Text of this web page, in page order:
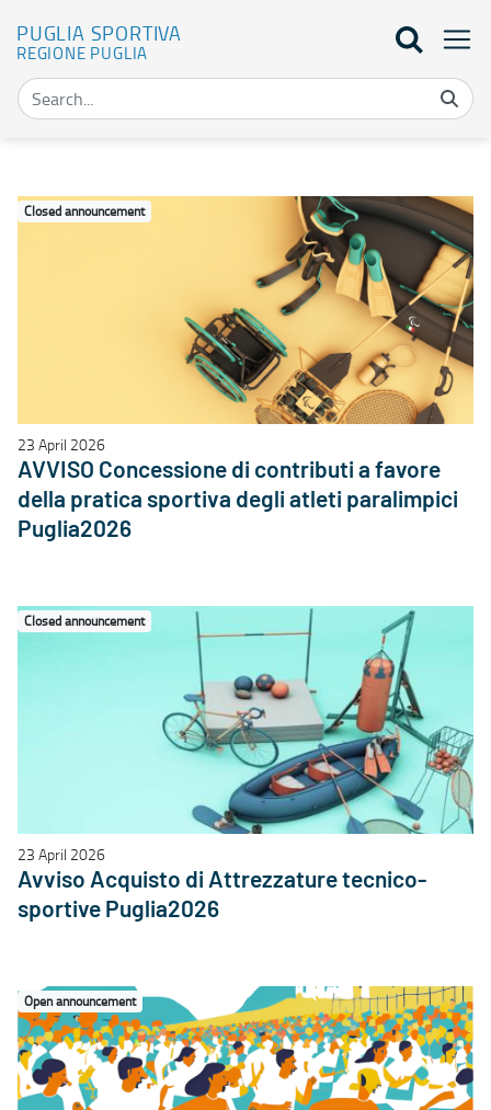
PUGLIA SPORTIVA
REGIONE PUGLIA
Closed announcement
23 April 2026
AVVISO Concessione di contributi a favore
della pratica sportiva degli atleti paralimpici
Puglia2026
Closed announcement
23 April 2026
Avviso Acquisto di Attrezzature tecnico-
sportive Puglia2026
Open announcement